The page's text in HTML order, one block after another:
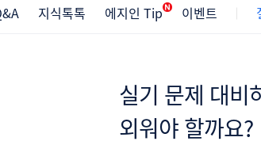
지식톡톡 에지인 Tip 이벤트
실기 문제 대비
외워야 할까요?